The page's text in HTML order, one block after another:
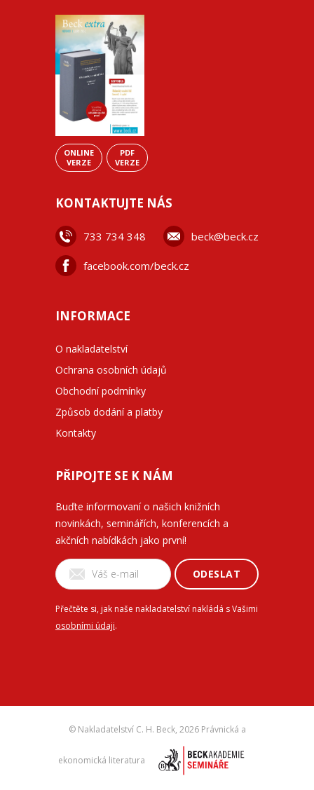
ONLINE
VERZE
PDF
VERZE
KONTAKTUJTE NÁS
733 734 348 beck@beck.cz
facebook.com/beck.cz
INFORMACE
O nakladatelství
Ochrana osobních údajů
Obchodní podmínky
Způsob dodání a platby
Kontakty
PŘIPOJTE SE K NÁM
Buďte informovaní o našich knižních
novinkách, seminářích, konferencích a
akčních nabídkách jako první!
ODESLAT
Přečtěte si, jak naše nakladatelství nakládá s Vašimi
osobními údaji.
© Nakladatelství C. H. Beck, 2026 Právnická a
ekonomická literatura